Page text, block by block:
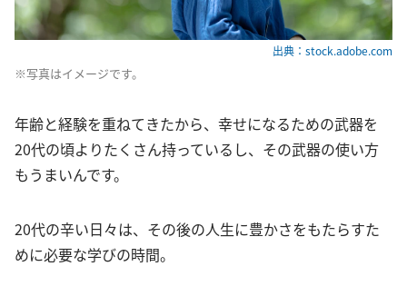
出典：stock.adobe.com
※写真はイメージです。
年齢と経験を重ねてきたから、幸せになるための武器を
20代の頃よりたくさん持っているし、その武器の使い方
もうまいんです。
20代の辛い日々は、その後の人生に豊かさをもたらすた
めに必要な学びの時間。